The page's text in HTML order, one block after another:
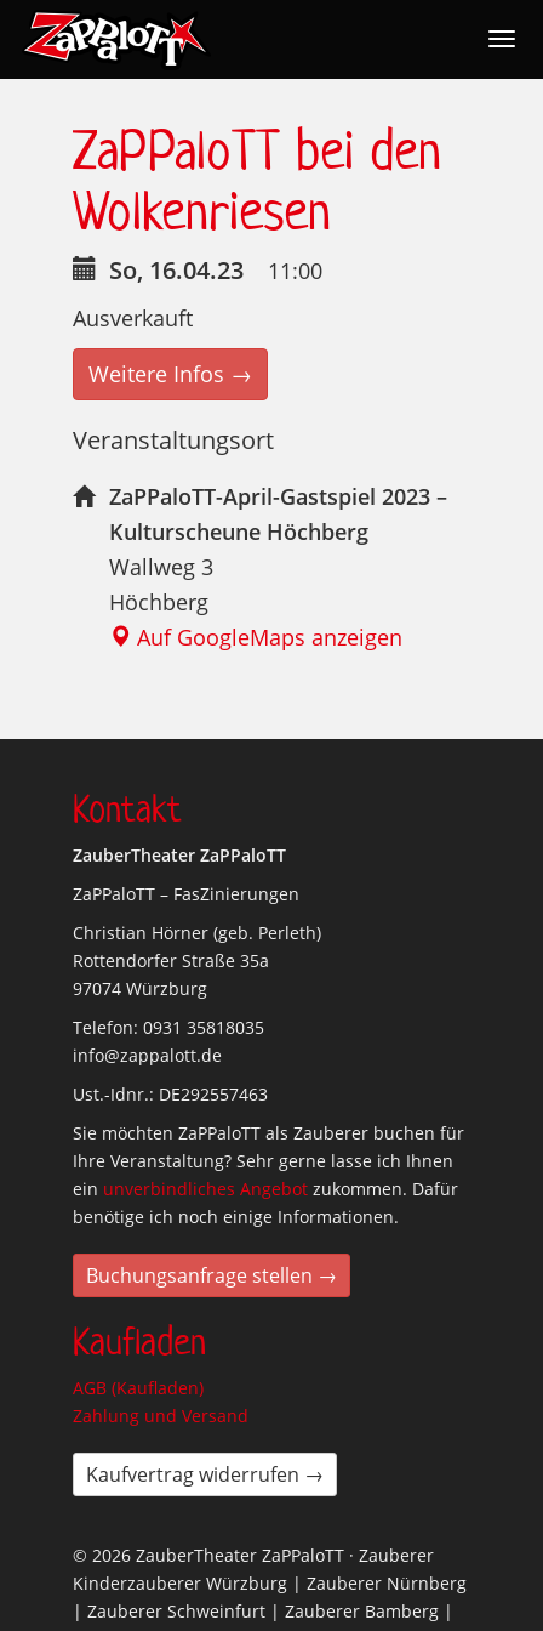
ZaPPaloTT bei den
Wolkenriesen
So, 16.04.23
11:00
Ausverkauft
Weitere Infos →
Veranstaltungsort
ZaPPaloTT-April-Gastspiel 2023 –
Kulturscheune Höchberg
Wallweg 3
Höchberg
Auf GoogleMaps anzeigen
Kontakt
ZauberTheater ZaPPaloTT
ZaPPaloTT – FasZinierungen
Christian Hörner (geb. Perleth)
Rottendorfer Straße 35a
97074 Würzburg
Telefon: 0931 35818035
info@zappalott.de
Ust.-Idnr.: DE292557463
Sie möchten ZaPPaloTT als Zauberer buchen für
Ihre Veranstaltung? Sehr gerne lasse ich Ihnen
ein unverbindliches Angebot zukommen. Dafür
benötige ich noch einige Informationen.
Buchungsanfrage stellen →
Kaufladen
AGB (Kaufladen)
Zahlung und Versand
Kaufvertrag widerrufen →
© 2026 ZauberTheater ZaPPaloTT · Zauberer
Kinderzauberer Würzburg | Zauberer Nürnberg
| Zauberer Schweinfurt | Zauberer Bamberg |